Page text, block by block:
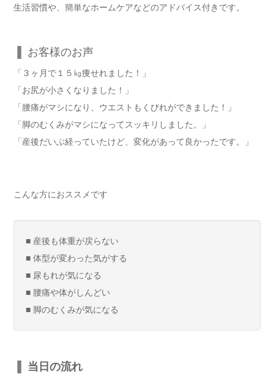
生活習慣や、簡単なホームケアなどのアドバイス付きです。
お客様のお声
「３ヶ月で１５㎏痩せれました！」
「お尻が小さくなりました！」
「腰痛がマシになり、ウエストもくびれができました！」
「脚のむくみがマシになってスッキリしました。」
「産後だいぶ経っていたけど、変化があって良かったです。」
こんな方におススメです
■ 産後も体重が戻らない
■ 体型が変わった気がする
■ 尿もれが気になる
■ 腰痛や体がしんどい
■ 脚のむくみが気になる
当日の流れ